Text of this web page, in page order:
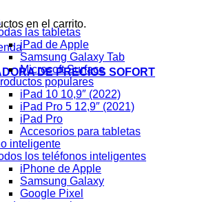
en el carrito.
DE PRECIOS SOFORT
las tabletas
iPad de Apple
Samsung Galaxy Tab
Microsoft Surface
populares
iPad 10 10,9″ (2022)
iPad Pro 5 12,9″ (2021)
iPad Pro
Accesorios para tabletas
inteligente
los teléfonos inteligentes
iPhone de Apple
Samsung Galaxy
Google Pixel